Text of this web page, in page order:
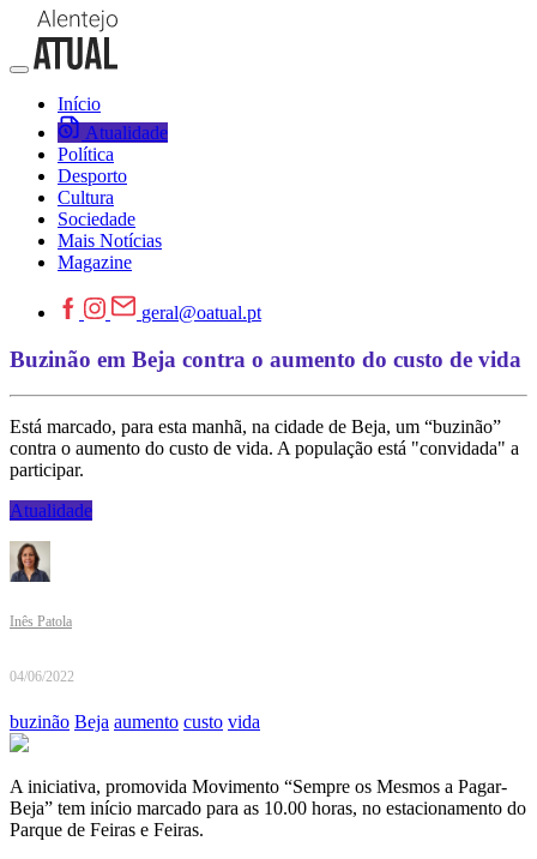
Início
Atualidade
Política
Desporto
Cultura
Sociedade
Mais Notícias
Magazine
geral@oatual.pt
Buzinão em Beja contra o aumento do custo de vida
Está marcado, para esta manhã, na cidade de Beja, um “buzinão”
contra o aumento do custo de vida. A população está "convidada" a
participar.
Atualidade
Inês Patola
04/06/2022
buzinão Beja aumento custo vida
A iniciativa, promovida Movimento “Sempre os Mesmos a Pagar-
Beja” tem início marcado para as 10.00 horas, no estacionamento do
Parque de Feiras e Feiras.